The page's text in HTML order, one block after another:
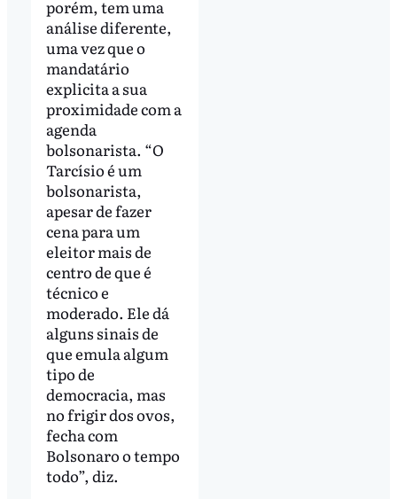
porém, tem uma
análise diferente,
uma vez que o
mandatário
explicita a sua
proximidade com a
agenda
bolsonarista. “O
Tarcísio é um
bolsonarista,
apesar de fazer
cena para um
eleitor mais de
centro de que é
técnico e
moderado. Ele dá
alguns sinais de
que emula algum
tipo de
democracia, mas
no frigir dos ovos,
fecha com
Bolsonaro o tempo
todo”, diz.